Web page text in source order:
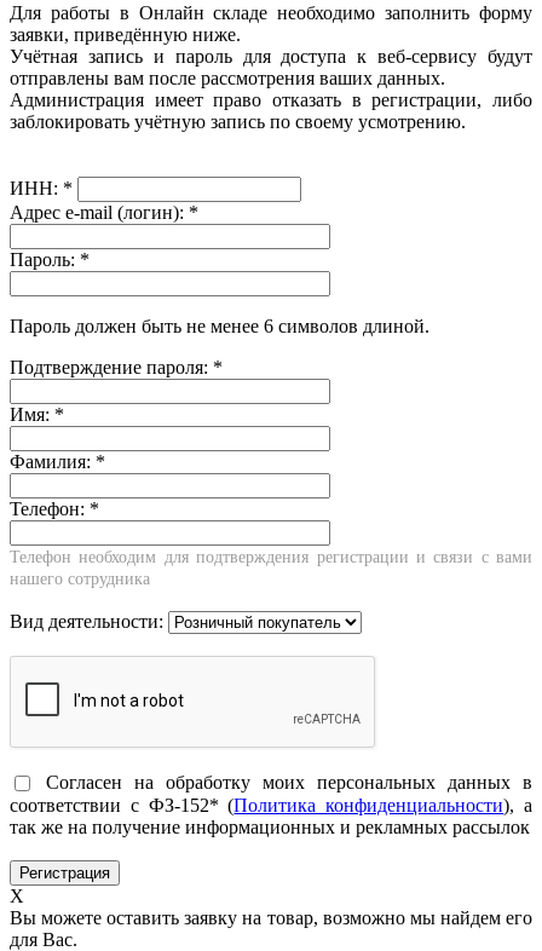
Для работы в Онлайн складе необходимо заполнить форму
заявки, приведённую ниже.
Учётная запись и пароль для доступа к веб-сервису будут
отправлены вам после рассмотрения ваших данных.
Администрация имеет право отказать в регистрации, либо
заблокировать учётную запись по своему усмотрению.
ИНН: *
Адрес e-mail (логин): *
Пароль: *
Пароль должен быть не менее 6 символов длиной.
Подтверждение пароля: *
Имя: *
Фамилия: *
Телефон: *
Телефон необходим для подтверждения регистрации и связи с вами
нашего сотрудника
Вид деятельности:
Согласен на обработку моих персональных данных в
соответствии с ФЗ-152* (Политика конфиденциальности), а
так же на получение информационных и рекламных рассылок
X
Вы можете оставить заявку на товар, возможно мы найдем его
для Вас.